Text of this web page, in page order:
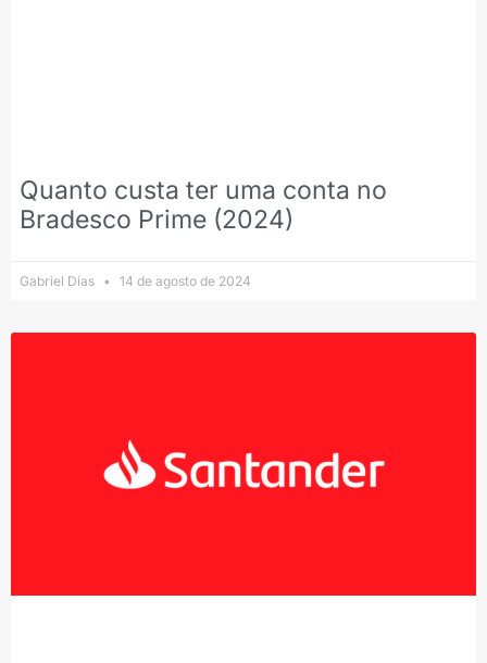
Quanto custa ter uma conta no
Bradesco Prime (2024)
Gabriel Dias 14 de agosto de 2024